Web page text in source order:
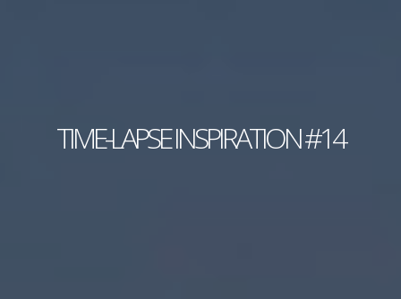
TIME-LAPSE INSPIRATION #14